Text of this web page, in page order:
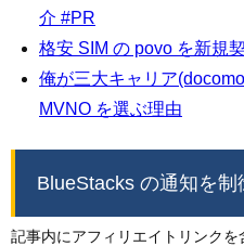
介 #PR
格安 SIM の povo を新規
俺が三大キャリア
MVNO を選ぶ理由
BlueStacks の通知を制
記事内にアフィリエイトリンクを